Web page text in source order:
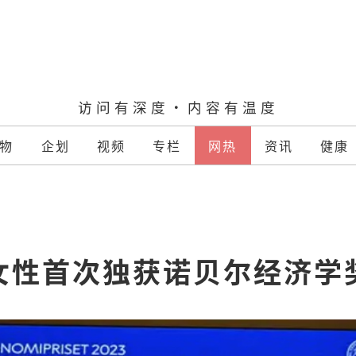
访问有深度·内容有温度
企划 视频 专栏 网热 资讯 健康
性首次独获诺贝尔经济学